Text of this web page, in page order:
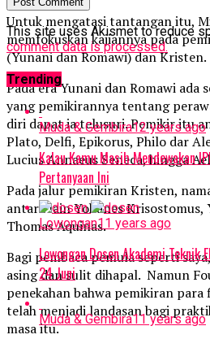
Untuk mengatasi tantangan itu,
memfokuskan kajiannya pada
(Yunani dan Romawi) dan Kristen.
Pada era Yunani dan Romawi ada
yang pemikirannya tentang
diri dapat ia telusuri. Pemikir itu
Plato, Delfi, Epikorus, Philo dar
Lucius Annaeus Seneca, hingga
Pada jalur pemikiran Kristen,
antara lain Yohanes Krisostomus,
Thomas Aquinas.
Bagi pembaca pemula seperti
asing dan sulit dihapal. Namun
penekahan bahwa pemikiran
telah menjadi landasan bagi
masa itu.
This site uses Akismet to reduce
comment data is processed.
Trending
Muda & Gembira12 years ago
Kalau Kamu Masih Mendewakan
Pertanyaan Ini
Lowongan11 years ago
Lowongan Dosen Akademi Teknik
24 Juni
Muda & Gembira11 years ago